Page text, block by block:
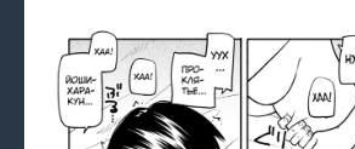
Сборники манги
Sign in
Register